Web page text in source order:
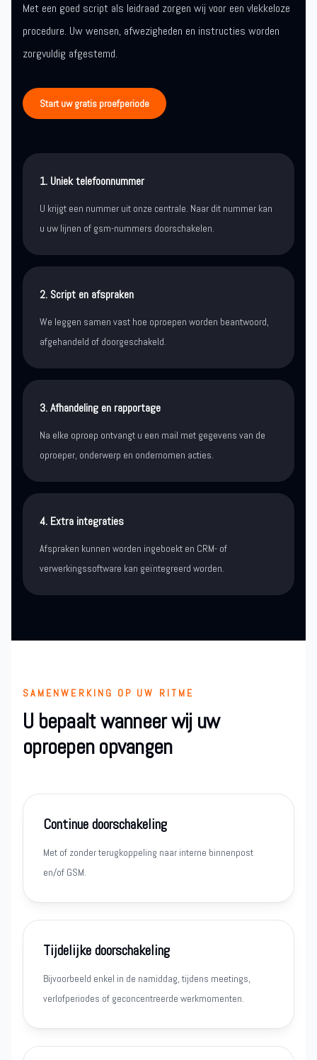
Met een goed script als leidraad zorgen wij voor een vlekkeloze
procedure. Uw wensen, afwezigheden en instructies worden
zorgvuldig afgestemd.
Start uw gratis proefperiode
1. Uniek telefoonnummer
U krijgt een nummer uit onze centrale. Naar dit nummer kan
u uw lijnen of gsm-nummers doorschakelen.
2. Script en afspraken
We leggen samen vast hoe oproepen worden beantwoord,
afgehandeld of doorgeschakeld.
3. Afhandeling en rapportage
Na elke oproep ontvangt u een mail met gegevens van de
oproeper, onderwerp en ondernomen acties.
4. Extra integraties
Afspraken kunnen worden ingeboekt en CRM- of
verwerkingssoftware kan geïntegreerd worden.
SAMENWERKING OP UW RITME
U bepaalt wanneer wij uw
oproepen opvangen
Continue doorschakeling
Met of zonder terugkoppeling naar interne binnenpost
en/of GSM.
Tijdelijke doorschakeling
Bijvoorbeeld enkel in de namiddag, tijdens meetings,
verlofperiodes of geconcentreerde werkmomenten.